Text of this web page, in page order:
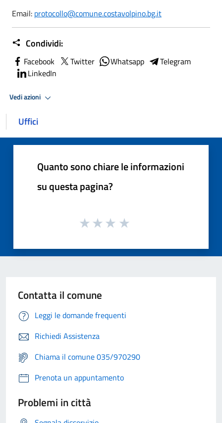
Email: protocollo@comune.costavolpino.bg.it
Condividi:
Facebook Twitter Whatsapp
Telegram
LinkedIn
Vedi azioni
Uffici
Quanto sono chiare le informazioni
su questa pagina?
Contatta il comune
Leggi le domande frequenti
Richiedi Assistenza
Chiama il comune 035/970290
Prenota un appuntamento
Problemi in città